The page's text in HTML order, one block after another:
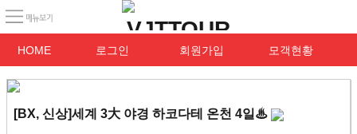
HOME 로그인 회원가입 모객현황
[BX, 신상]세계 3大 야경 하코다테 온천 4일♨